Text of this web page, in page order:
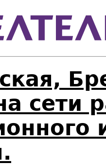
сети